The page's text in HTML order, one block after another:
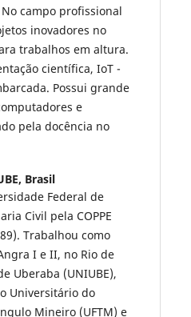
campo profissional
inovadores no
trabalhos em altura.
científica, IoT -
Possui grande
e
pela docência no
Brasil
Federal de
Civil pela COPPE
Trabalhou como
I e II, no Rio de
Uberaba (UNIUBE),
Universitário do
Mineiro (UFTM) e